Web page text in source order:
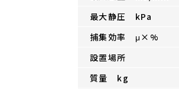
最大静圧 kPa
捕集効率 μ×%
設置場所
質量 kg